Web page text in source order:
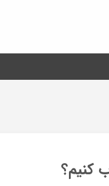
کنیم؟